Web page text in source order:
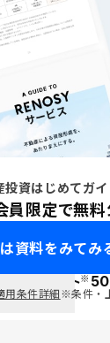
投資はじめてガイ
員限定で無料
資料をみてみ
ポイント※
用条件詳細※条件・